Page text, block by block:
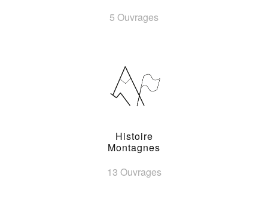
5 Ouvrages
Histoire
Montagnes
13 Ouvrages